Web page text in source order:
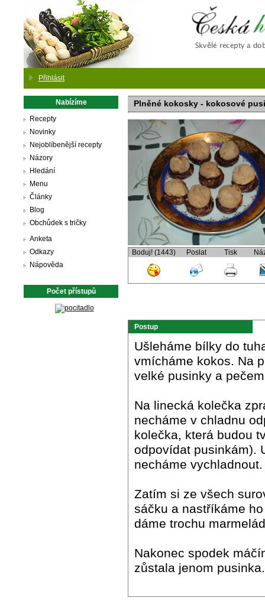
Přihlásit
Nabízíme
Recepty
Novinky
Nejoblíbenější recepty
Názory
Hledání
Menu
Články
Blog
Obchůdek s tričky
Anketa
Odkazy
Nápověda
Počet přístupů
Plněné kokosky - kokosové
Boduj! (1443) Poslat Tisk
Postup
Ušleháme bílky do
vmícháme kokos. Na
velké pusinky a
Na linecká kolečka
necháme v chladnu
kolečka, která budou
odpovídat pusinkám).
necháme vychladnout.
Zatím si ze všech
sáčku a nastříkáme
dáme trochu
Nakonec spodek
zůstala jenom pusinka.